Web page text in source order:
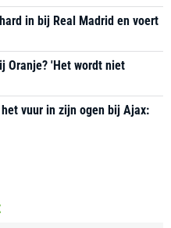
in bij Real Madrid en voert
Oranje? 'Het wordt niet
vuur in zijn ogen bij Ajax: